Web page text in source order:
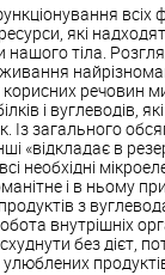
всіх
які
нашого тіла.
речовин
і вуглеводів,
загального
«відкладає в
необхідні
і в ньому
з
внутрішніх
без дієт,